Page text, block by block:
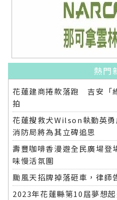
熱門
花蓮建商捲款落跑 吉安「
拍
花蓮搜救犬Wilson執勤英
消防局將為其立碑追思
壽豐咖啡香漫遊全民廣場
味慢活氛圍
颱風天招牌掉落砸車，律師
2023年花蓮縣第10屆夢想